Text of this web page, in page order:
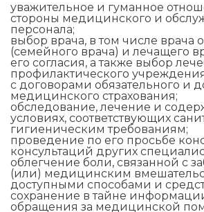
уважительное и гуманное
стороны медицинского и
персонала;
выбор врача, в том числе врача
(семейного врача) и лечащего
его согласия, а также выбор
профилактического
с договорами обязательного и
медицинского страхования;
обследование, лечение и
условиях, соответствующих
гигиеническим требованиям;
проведение по его просьбе
консультаций других
облегчение боли, связанной с
(или) медицинским
доступными способами и
сохранение в тайне
обращения за медицинской